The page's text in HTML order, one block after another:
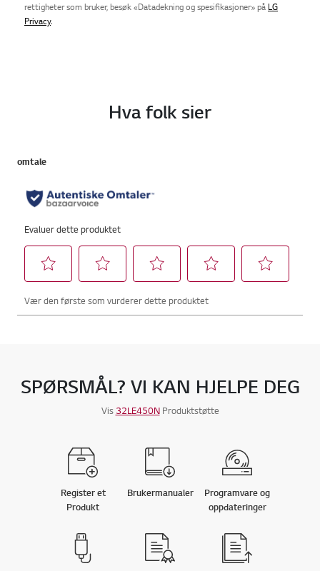
rettigheter som bruker, besøk «Datadekning og spesifikasjoner» på LG
Privacy.
Hva folk sier
SPØRSMÅL? VI KAN HJELPE DEG
Vis 32LE450NProduktstøtte
Register et
Produkt
Brukermanualer
Programvare og
oppdateringer